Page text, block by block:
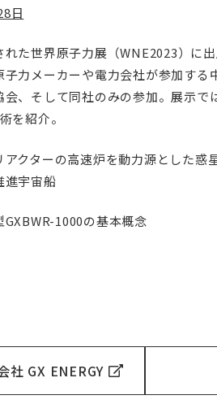
日
れた世界原子力展（WNE2023）に
子力メーカーや電力会社が参加する
会、そして同社のみの参加。展示
を紹介。
アクターの高速炉を動力源とした惑
進宇宙船
GXBWR-1000の基本概念
社 GX ENERGY